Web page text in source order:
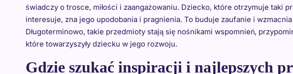
świadczy o trosce, miłości i zaangażowaniu. Dziecko, które otrzymuje taki
interesuje, zna jego upodobania i pragnienia. To buduje zaufanie i
Długoterminowo, takie przedmioty stają się nośnikami wspomnień,
które towarzyszyły dziecku w jego rozwoju.
Gdzie szukać inspiracji i najlepszych